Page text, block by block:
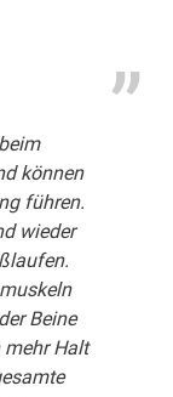
können
führen.
wieder
Beine
mehr Halt